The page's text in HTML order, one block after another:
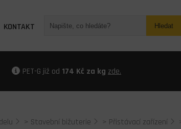
KONTAKT Hledat
PET-G již od 174 Kč za kg zde.
> Stavební bižuterie > Přistávací zařízení